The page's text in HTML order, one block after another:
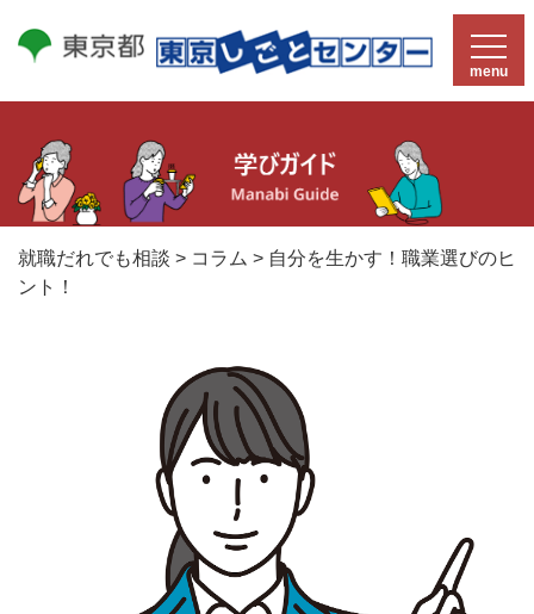
menu
就職だれでも相談 > コラム > 自分を生かす！職業選びのヒ
ント！